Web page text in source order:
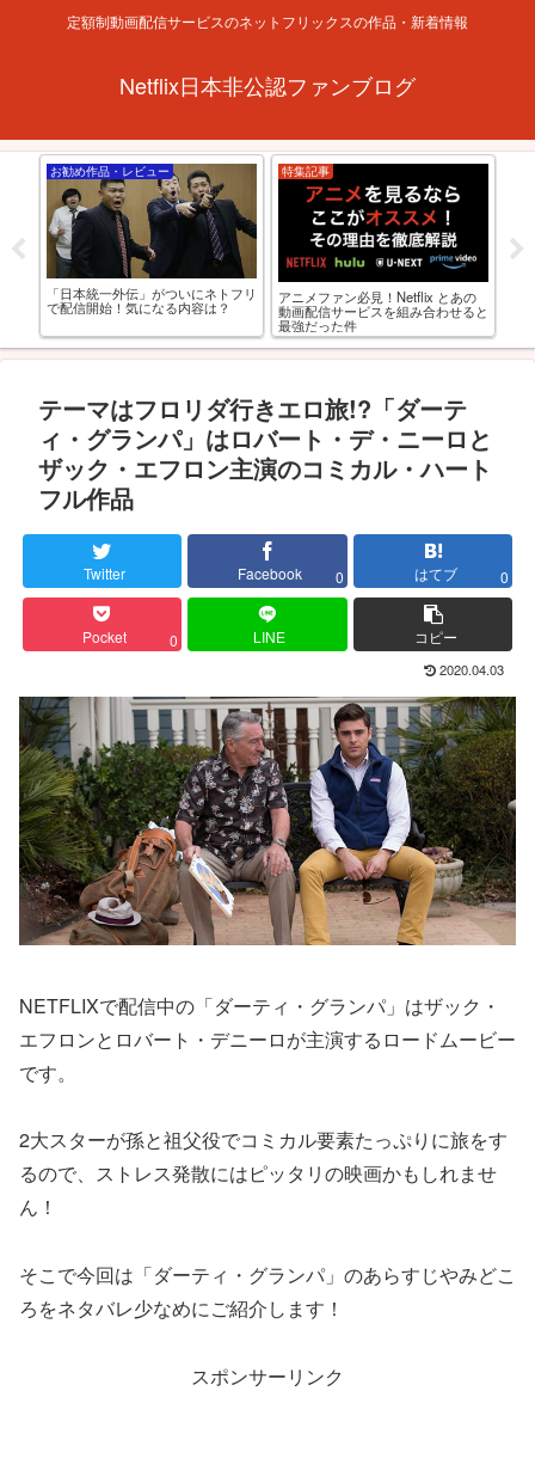
定額制動画配信サービスのネットフリックスの作品・新着情報
Netflix日本非公認ファンブログ
お勧め作品・レビュー
「日本統一外伝」がついにネトフリ
で配信開始！気になる内容は？
特集記事
アニメファン必見！Netflix とあの
動画配信サービスを組み合わせると
最強だった件
テーマはフロリダ行きエロ旅!?「ダーテ
ィ・グランパ」はロバート・デ・ニーロと
ザック・エフロン主演のコミカル・ハート
フル作品
Twitter Facebook 0 はてブ 0
Pocket 0 LINE コピー
2020.04.03
NETFLIXで配信中の「ダーティ・グランパ」はザック・
エフロンとロバート・デニーロが主演するロードムービー
です。
2大スターが孫と祖父役でコミカル要素たっぷりに旅をす
るので、ストレス発散にはピッタリの映画かもしれませ
ん！
そこで今回は「ダーティ・グランパ」のあらすじやみどこ
ろをネタバレ少なめにご紹介します！
スポンサーリンク